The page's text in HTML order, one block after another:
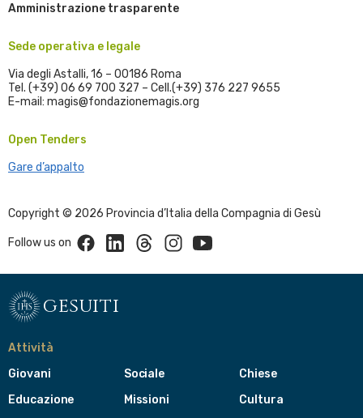
Amministrazione trasparente
Sede operativa e legale
Via degli Astalli, 16 – 00186 Roma
Tel. (+39) 06 69 700 327 – Cell.(+39) 376 227 9655
E-mail: magis@fondazionemagis.org
Open Tenders
Gare d’appalto
Copyright © 2026 Provincia d’Italia della Compagnia di Gesù
Follow us on FacebookLinkedinThreadsInstagramYoutube
gesuiti
Attività
Giovani
Educazione
Sociale
Missioni
Chiese
Cultura